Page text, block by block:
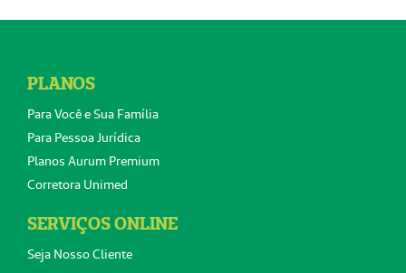
PLANOS
Para Você e Sua Família
Para Pessoa Jurídica
Planos Aurum Premium
Corretora Unimed
SERVIÇOS ONLINE
Seja Nosso Cliente